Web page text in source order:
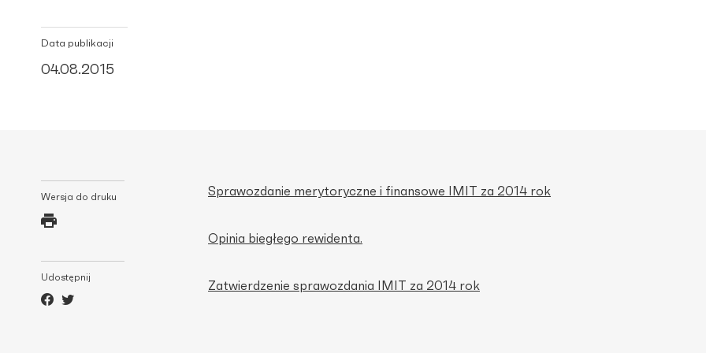
Data publikacji
04.08.2015
Wersja do druku
Udostępnij
Sprawozdanie merytoryczne i finansowe IMIT za 2014 rok
Opinia biegłego rewidenta.
Zatwierdzenie sprawozdania IMIT za 2014 rok